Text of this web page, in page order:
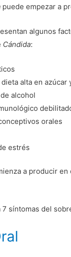
puede empezar a
algunos
Cándida:
alta en
alcohol
orales
estrés
a producir
síntomas del